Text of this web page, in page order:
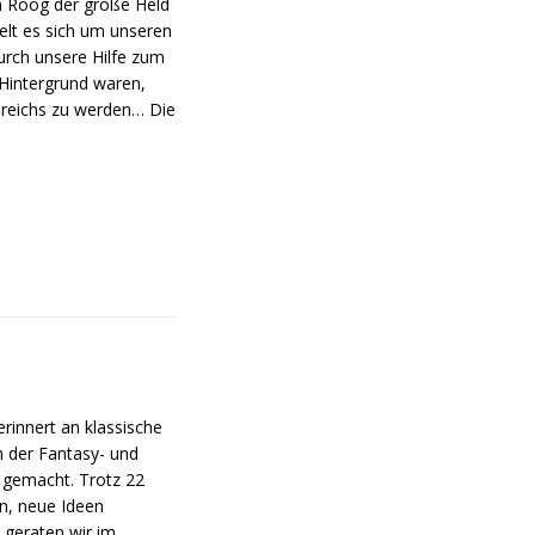
es sich um unseren
unsere Hilfe zum
waren,
zu werden… Die
an klassische
der Fantasy- und
Trotz 22
neue Ideen